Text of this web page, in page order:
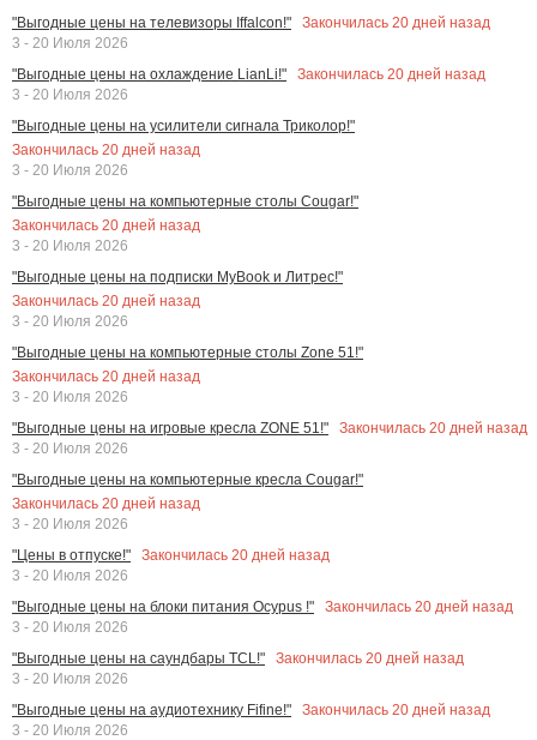
"Выгодные цены на телевизоры Iffalcon!" Закончилась 20 дней назад
3 - 20 Июля 2026
"Выгодные цены на охлаждение LianLi!"
Закончилась 20 дней назад
3 - 20 Июля 2026
"Выгодные цены на усилители сигнала Триколор!"
Закончилась 20 дней назад
3 - 20 Июля 2026
"Выгодные цены на компьютерные столы Cougar!"
Закончилась 20 дней назад
3 - 20 Июля 2026
"Выгодные цены на подписки MyBook и Литрес!"
Закончилась 20 дней назад
3 - 20 Июля 2026
"Выгодные цены на компьютерные столы Zone 51!"
Закончилась 20 дней назад
3 - 20 Июля 2026
"Выгодные цены на игровые кресла ZONE 51!"
Закончилась 20 дней назад
3 - 20 Июля 2026
"Выгодные цены на компьютерные кресла Cougar!"
Закончилась 20 дней назад
3 - 20 Июля 2026
"Цены в отпуске!"
Закончилась 20 дней назад
3 - 20 Июля 2026
"Выгодные цены на блоки питания Ocypus !"
Закончилась 20 дней назад
3 - 20 Июля 2026
"Выгодные цены на саундбары TCL!"
Закончилась 20 дней назад
3 - 20 Июля 2026
"Выгодные цены на аудиотехнику Fifine!"
Закончилась 20 дней назад
3 - 20 Июля 2026